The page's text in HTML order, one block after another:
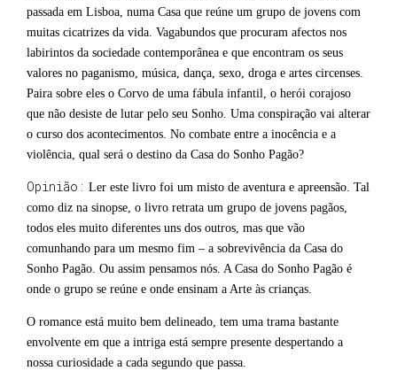
passada em Lisboa, numa Casa que reúne um grupo de jovens com
muitas cicatrizes da vida. Vagabundos que procuram afectos nos
labirintos da sociedade contemporânea e que encontram os seus
valores no paganismo, música, dança, sexo, droga e artes circenses.
Paira sobre eles o Corvo de uma fábula infantil, o herói corajoso
que não desiste de lutar pelo seu Sonho. Uma conspiração vai alterar
o curso dos acontecimentos. No combate entre a inocência e a
violência, qual será o destino da Casa do Sonho Pagão?
Opinião: Ler este livro foi um misto de aventura e apreensão. Tal
como diz na sinopse, o livro retrata um grupo de jovens pagãos,
todos eles muito diferentes uns dos outros, mas que vão
comunhando para um mesmo fim – a sobrevivência da Casa do
Sonho Pagão. Ou assim pensamos nós. A Casa do Sonho Pagão é
onde o grupo se reúne e onde ensinam a Arte às crianças.
O romance está muito bem delineado, tem uma trama bastante
envolvente em que a intriga está sempre presente despertando a
nossa curiosidade a cada segundo que passa.